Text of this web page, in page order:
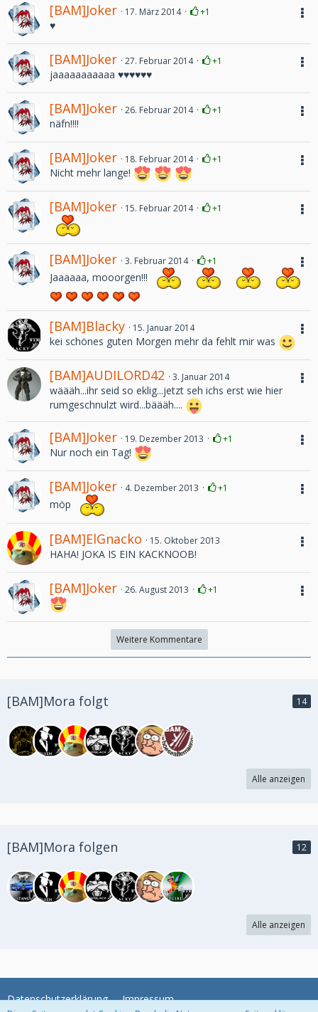
[BAM]Joker 17. März 2014 +1
♥
[BAM]Joker 27. Februar 2014 +1
jaaaaaaaaaaa ♥♥♥♥♥♥
[BAM]Joker 26. Februar 2014 +1
näfn!!!!
[BAM]Joker 18. Februar 2014 +1
Nicht mehr lange!
[BAM]Joker 15. Februar 2014 +1
[BAM]Joker 3. Februar 2014 +1
Jaaaaaa, mooorgen!!!
[BAM]Blacky 15. Januar 2014
kei schönes guten Morgen mehr da fehlt mir was
[BAM]AUDILORD42 3. Januar 2014
wäääh...ihr seid so eklig...jetzt seh ichs erst wie hier
rumgeschnulzt wird...bäääh....
[BAM]Joker 19. Dezember 2013 +1
Nur noch ein Tag!
[BAM]Joker 4. Dezember 2013 +1
möp
[BAM]ElGnacko 15. Oktober 2013
HAHA! JOKA IS EIN KACKNOOB!
[BAM]Joker 26. August 2013 +1
Weitere Kommentare
[BAM]Mora folgt 14
Alle anzeigen
[BAM]Mora folgen 12
Alle anzeigen
Datenschutzerklärung Impressum